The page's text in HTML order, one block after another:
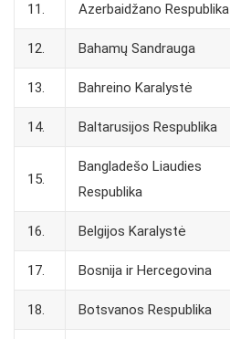
11. Azerbaidžano Respublika
12. Bahamų Sandrauga
13. Bahreino Karalystė
14. Baltarusijos Respublika
15.
Bangladešo Liaudies
Respublika
16. Belgijos Karalystė
17. Bosnija ir Hercegovina
18. Botsvanos Respublika